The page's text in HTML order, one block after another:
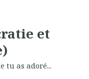
et
tu as adoré...